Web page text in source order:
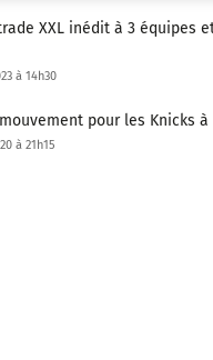
XXL inédit à 3
à 14h30
pour les Knicks
à 21h15